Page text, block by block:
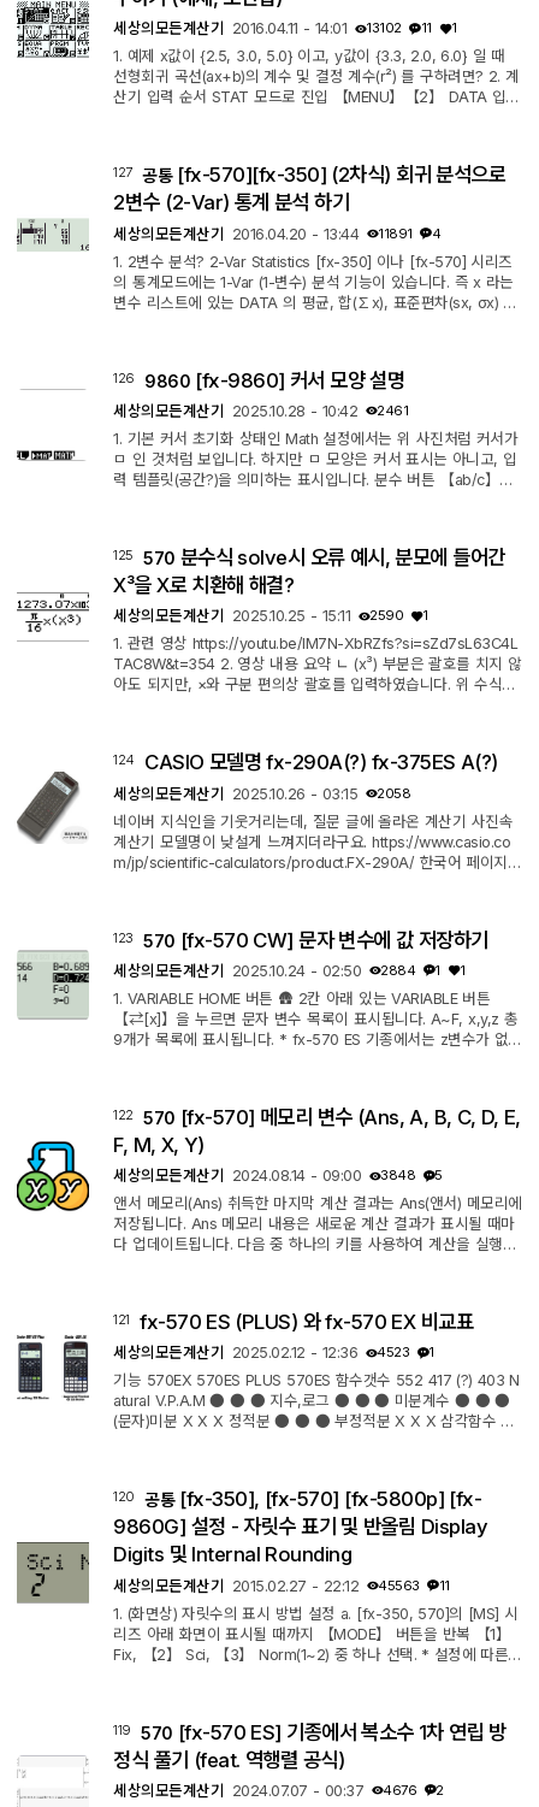
세상의모든계산기 2016.04.11 - 14:01 13102 11 1
1. 예제 x값이 {2.5, 3.0, 5.0} 이고, y값이 {3.3, 2.0, 6.0} 일 때
선형회귀 곡선(ax+b)의 계수 및 결정 계수(r²) 를 구하려면? 2. 계
산기 입력 순서 STAT 모드로 진입 【MENU】【2】 DATA 입력
택하면 2VAR 분석 메뉴가 나오는데, 여기서 F6【SET】를 선택
하고, 2Var XList : List3 로 변경하면 분석할 독립변수가 List3 로
127 공통 [fx-570][fx-350] (2차식) 회귀 분석으로
2변수 (2-Var) 통계 분석 하기
세상의모든계산기 2016.04.20 - 13:44 11891 4
1. 2변수 분석? 2-Var Statistics [fx-350] 이나 [fx-570] 시리즈
의 통계모드에는 1-Var (1-변수) 분석 기능이 있습니다. 즉 x 라는
변수 리스트에 있는 DATA 의 평균, 합(∑x), 표준편차(sx, σx) 등
ession)의 활용 회귀(Regression) 분석은 'x변수 DATA와 y변수
DATA 의 관계(식)를 찾아내는 것'입니다. 그래서 필수적으로 x와
y 를 각각 그...
126 9860 [fx-9860] 커서 모양 설명
세상의모든계산기 2025.10.28 - 10:42 2461
1. 기본 커서 초기화 상태인 Math 설정에서는 위 사진처럼 커서가
ㅁ 인 것처럼 보입니다. 하지만 ㅁ 모양은 커서 표시는 아니고, 입
력 템플릿(공간?)을 의미하는 표시입니다. 분수 버튼 【ab/c】눌
눌러 나오는 Set Up 설정에서 Math → Linear 로 변경하면 ㅁ 모
양의 템플릿이 사라지며, 실제 기본 삽입 모양의 커서 "|" 만 남게
125 570 분수식 solve시 오류 예시, 분모에 들어간
X³을 X로 치환해 해결?
세상의모든계산기 2025.10.25 - 15:11 2590 1
1. 관련 영상 https://youtu.be/lM7N-XbRZfs?si=sZd7sL63C4L
TAC8W&t=354 2. 영상 내용 요약 ㄴ (x³) 부분은 괄호를 치지 않
아도 되지만, ×와 구분 편의상 괄호를 입력하였습니다. 위 수식을
식으로 완성시켜 다시 입력 solve로 최종 답을 구하면 X=68.695
9 를 오류 없이 구할 수 있다. * 아...하~ 많이 번거롭죠? 3. 에러
상황의 확인 ㄴ 초기값에...
124 CASIO 모델명 fx-290A(?) fx-375ES A(?)
세상의모든계산기 2025.10.26 - 03:15 2058
네이버 지식인을 기웃거리는데, 질문 글에 올라온 계산기 사진속
계산기 모델명이 낮설게 느껴지더라구요. https://www.casio.co
m/jp/scientific-calculators/product.FX-290A/ 한국어 페이지에
0 ES 급이라고 보여집니다.
123 570 [fx-570 CW] 문자 변수에 값 저장하기
세상의모든계산기 2025.10.24 - 02:50 2884 1 1
1. VARIABLE HOME 버튼 🛖 2칸 아래 있는 VARIABLE 버튼
【⇄[x]】을 누르면 문자 변수 목록이 표시됩니다. A~F, x,y,z 총
9개가 목록에 표시됩니다. * fx-570 ES 기종에서는 z변수가 없
합으로 fx-570 EX 에서는 【STO】 버튼으로 저장하기 기능을
사용하였습니다. 그런데 CW 아무리 봐도 그런 버튼은 보이지 않
122 570 [fx-570] 메모리 변수 (Ans, A, B, C, D, E,
F, M, X, Y)
세상의모든계산기 2024.08.14 - 09:00 3848 5
앤서 메모리(Ans) 취득한 마지막 계산 결과는 Ans(앤서) 메모리에
저장됩니다. Ans 메모리 내용은 새로운 계산 결과가 표시될 때마
다 업데이트됩니다. 다음 중 하나의 키를 사용하여 계산을 실행할
9 789-Ans=210 변수(A, B, C, D, E, F, M, X, Y) 계산기에는 A,
B, C, D, E, F, M, X 및 Y라는 9개의 사전 설정 변수가 있습니다.
121 fx-570 ES (PLUS) 와 fx-570 EX 비교표
세상의모든계산기 2025.02.12 - 12:36 4523 1
기능 570EX 570ES PLUS 570ES 함수갯수 552 417 (?) 403 N
atural V.P.A.M ● ● ● 지수,로그 ● ● ● 미분계수 ● ● ●
(문자)미분 X X X 정적분 ● ● ● 부정적분 X X X 삼각함수 ●
행렬 4×4 3×3 3×3 벡터 4개 3개 3개 복소수 ● ● ● Spread
Sheet ● 5×45 X X 공식저장 X X X 프로그래밍 X X X 그래핑
QR로 간접 지원 X X 1000 자리구분 ● X X SI Prefix (k,G,T,m,
μ 등) ● X X ...
120 공통 [fx-350], [fx-570] [fx-5800p] [fx-
9860G] 설정 - 자릿수 표기 및 반올림 Display
Digits 및 Internal Rounding
세상의모든계산기 2015.02.27 - 22:12 45563 11
1. (화면상) 자릿수의 표시 방법 설정 a. [fx-350, 570]의 [MS] 시
리즈 아래 화면이 표시될 때까지 【MODE】 버튼을 반복 【1】
Fix, 【2】 Sci, 【3】 Norm(1~2) 중 하나 선택. * 설정에 따른
적으로 과학적 표기로 보이기도 합니다. 【ENG】 b. [fx-350, 5
70]의 [ES] 시리즈 및 [fx-5800p] 표시 자릿수의 지정 방법 고정
119 570 [fx-570 ES] 기종에서 복소수 1차 연립 방
정식 풀기 (feat. 역행렬 공식)
세상의모든계산기 2024.07.07 - 00:37 4676 2